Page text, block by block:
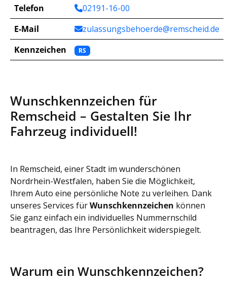
Telefon
02191-16-00
E-Mail
zulassungsbehoerde@remscheid.de
Kennzeichen
RS
Wunschkennzeichen für
Remscheid – Gestalten Sie Ihr
Fahrzeug individuell!
In Remscheid, einer Stadt im wunderschönen
Nordrhein-Westfalen, haben Sie die Möglichkeit,
Ihrem Auto eine persönliche Note zu verleihen. Dank
unseres Services fürWunschkennzeichen können
Sie ganz einfach ein individuelles Nummernschild
beantragen, das Ihre Persönlichkeit widerspiegelt.
Warum ein Wunschkennzeichen?